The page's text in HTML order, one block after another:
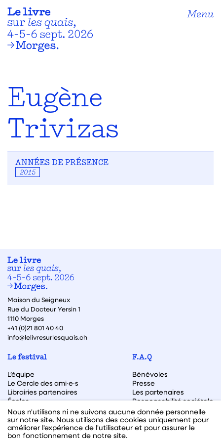
Menu
Eugène
Trivizas
ANNÉES DE PRÉSENCE
2015
Maison du Seigneux
Rue du Docteur Yersin 1
1110 Morges
+41 (0)21 801 40 40
info@lelivresurlesquais.ch
Le festival
L’équipe
Le Cercle des ami·e·s
Librairies partenaires
Écoles
F.A.Q
Bénévoles
Presse
Les partenaires
Responsabilité sociétale
Archive des éditions
Archive des autrices et auteurs
Nous n'utilisons ni ne suivons aucune donnée personnelle
sur notre site. Nous utilisons des cookies uniquement pour
améliorer l'expérience de l'utilisateur et pour assurer le
bon fonctionnement de notre site.